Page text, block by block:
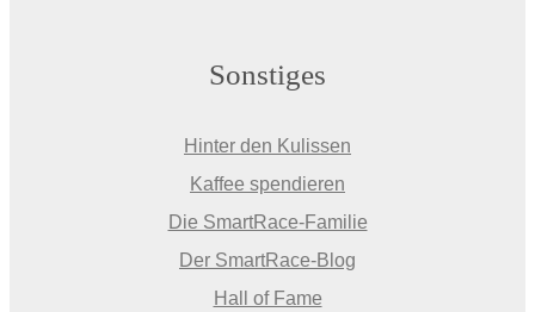
Sonstiges
Hinter den Kulissen
Kaffee spendieren
Die SmartRace-Familie
Der SmartRace-Blog
Hall of Fame